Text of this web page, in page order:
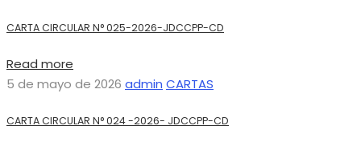
CARTA CIRCULAR N° 025-2026-JDCCPP-CD
Read more
5 de mayo de 2026 admin CARTAS
CARTA CIRCULAR N° 024 -2026- JDCCPP-CD